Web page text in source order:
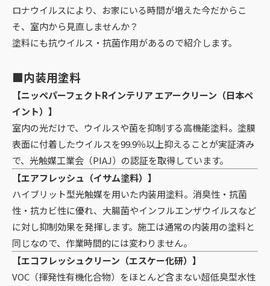
ロナウイルスにより、お家にいる時間が増えた今だからこ
そ、室内から見直しませんか？
塗料にも抗ウイルス・抗菌作用があるので紹介します。
■内装用塗料
【ニッペパーフェクトRインテリア エアークリーン（日本ペ
イント）】
室内の光だけで、ウイルスや菌を抑制する高機能塗料。塗膜
表面に付着したウイルスを99.9％以上抑えることが実証済み
で、光触媒工業会（PIAJ）の認証を取得しています。
【エアフレッシュ（イサム塗料）】
ハイブリット型光触媒を用いた内装用塗料。消臭性・抗菌
性・抗カビ性に優れ、大腸菌やインフルエンザウイルスなど
に対し抑制効果を発揮します。施工は通常の内装用の塗料と
同じなので、作業時間的には変わりません。
【エコフレッシュクリーン（エスケー化研）】
VOC（揮発性有機化合物）をほとんど含まない超低臭型水性